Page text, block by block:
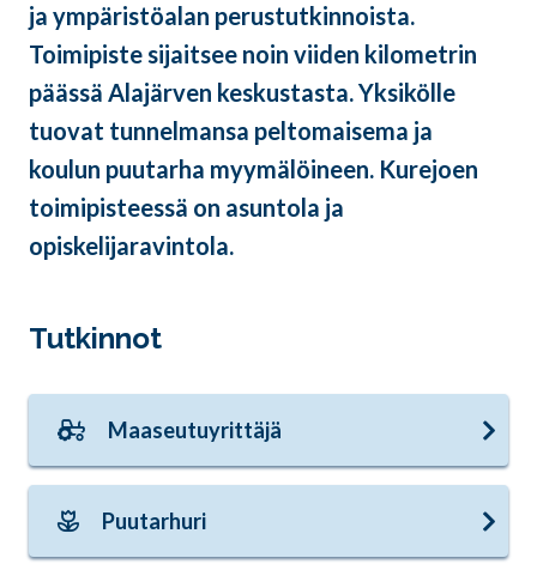
ja ympäristöalan perustutkinnoista.
Toimipiste sijaitsee noin viiden kilometrin
päässä Alajärven keskustasta. Yksikölle
tuovat tunnelmansa peltomaisema ja
koulun puutarha myymälöineen. Kurejoen
toimipisteessä on asuntola ja
opiskelijaravintola.
Tutkinnot
Maaseutuyrittäjä
Puutarhuri